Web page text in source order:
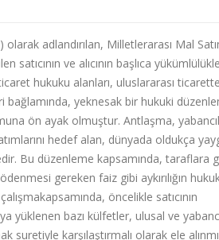
adlandırılan, Milletlerarası Mal
ve alıcının başlıca
hukuku alanları, uluslararası
yeknesak bir hukuki
ön ayak olmuştur. Antlaşma,
hedef alan, dünyada oldukça
Bu düzenleme kapsamında, taraflara
gereken faiz gibi aykırılığın
öncelikle satıcının
yüklenen bazı külfetler, ulusal ve
karşılaştırmalı olarak ele